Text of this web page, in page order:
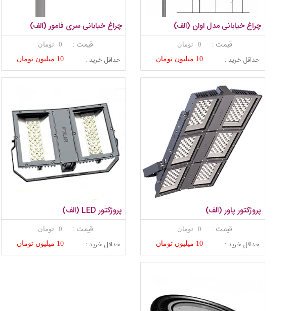
چراغ خیابانی مدل اوان (الف)
قیمت : 0 تومان
حداقل خرید : 10 میلیون تومان
چراغ خیابانی سری فامور (الف)
قیمت : 0 تومان
حداقل خرید : 10 میلیون تومان
پروژکتور پاور (الف)
قیمت : 0 تومان
حداقل خرید : 10 میلیون تومان
پروژکتور LED (الف)
قیمت : 0 تومان
حداقل خرید : 10 میلیون تومان